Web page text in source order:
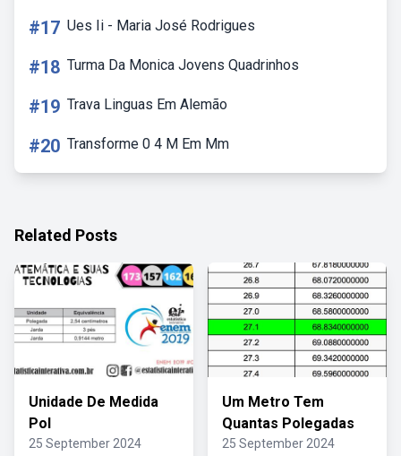
#17 Ues Ii - Maria José Rodrigues
#18 Turma Da Monica Jovens Quadrinhos
#19 Trava Linguas Em Alemão
#20 Transforme 0 4 M Em Mm
Related Posts
Unidade De Medida
Pol
25 September 2024
Um Metro Tem
Quantas Polegadas
25 September 2024